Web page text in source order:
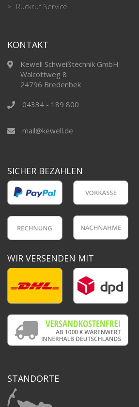
Rückruf Service
KONTAKT
Kewell Schweißtechnik GmbH
Walcottweg 8
24796 Bredenbek
04334 - 189 800
mail@kewell.de
SICHER BEZAHLEN
WIR VERSENDEN MIT
STANDORTE